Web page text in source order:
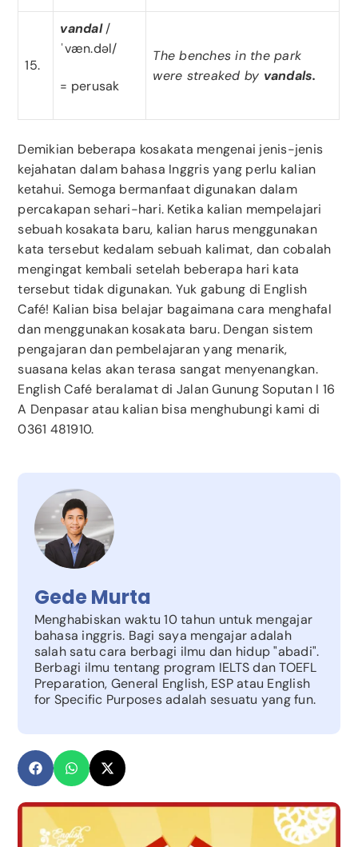
15.
vandal/
ˈvæn.dəl/
= perusak
The benches in the park
were streaked by vandals.
Demikian beberapa kosakata mengenai jenis-jenis
kejahatan dalam bahasa Inggris yang perlu kalian
ketahui. Semoga bermanfaat digunakan dalam
percakapan sehari-hari. Ketika kalian mempelajari
sebuah kosakata baru, kalian harus menggunakan
kata tersebut kedalam sebuah kalimat, dan cobalah
mengingat kembali setelah beberapa hari kata
tersebut tidak digunakan. Yuk gabung di English
Café! Kalian bisa belajar bagaimana cara menghafal
dan menggunakan kosakata baru. Dengan sistem
pengajaran dan pembelajaran yang menarik,
suasana kelas akan terasa sangat menyenangkan.
English Café beralamat di Jalan Gunung Soputan I 16
A Denpasar atau kalian bisa menghubungi kami di
0361 481910.
Gede Murta
Menghabiskan waktu 10 tahun untuk mengajar
bahasa inggris. Bagi saya mengajar adalah
salah satu cara berbagi ilmu dan hidup "abadi".
Berbagi ilmu tentang program IELTS dan TOEFL
Preparation, General English, ESP atau English
for Specific Purposes adalah sesuatu yang fun.